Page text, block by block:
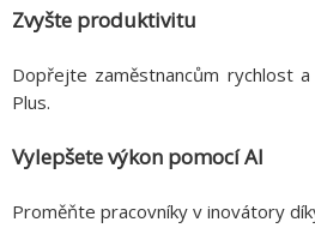
Zvyšte produktivitu
Dopřejte zaměstnancům rychlost
Plus.
Vylepšete výkon pomocí AI
Proměňte pracovníky v inovátory